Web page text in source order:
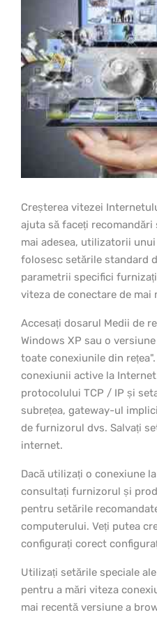
Creșterea vitezei
ajuta să faceți recomandări
mai adesea, utilizatorii
folosesc setările standard
parametrii specifici
viteza de conectare de mai
Accesați dosarul Medii de
Windows XP sau o
toate conexiunile din
conexiunii active la
protocolului TCP / IP și
subrețea, gateway-ul
de furnizorul dvs. Salvați
internet.
Dacă utilizați o conexiune
consultați furnizorul și
pentru setările
computerului. Veți putea
configurați corect
Utilizați setările speciale
pentru a mări viteza
mai recentă versiune a